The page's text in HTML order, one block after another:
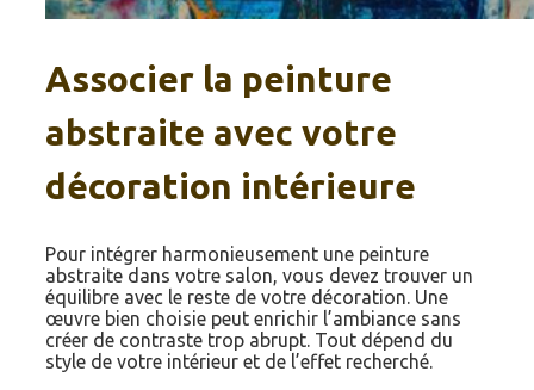
Associer la peinture
abstraite avec votre
décoration intérieure
Pour intégrer harmonieusement une peinture
abstraite dans votre salon, vous devez trouver un
équilibre avec le reste de votre décoration. Une
œuvre bien choisie peut enrichir l’ambiance sans
créer de contraste trop abrupt. Tout dépend du
style de votre intérieur et de l’effet recherché.